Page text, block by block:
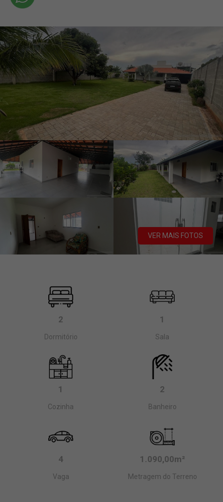
VER MAIS FOTOS
2
Dormitório
1
Sala
1
Cozinha
2
Banheiro
4
Vaga
1.090,00m²
Metragem do Terreno